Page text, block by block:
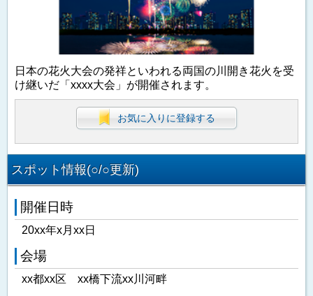
日本の花火大会の発祥といわれる両国の川開き花火を受
け継いだ「xxxx大会」が開催されます。
お気に入りに登録する
スポット情報(○/○更新)
開催日時
20xx年x月xx日
会場
xx都xx区 xx橋下流xx川河畔